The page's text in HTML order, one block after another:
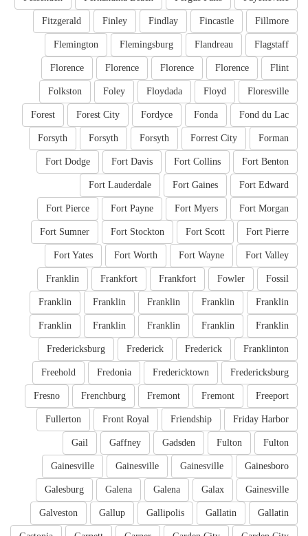
Fillmore
Fincastle
Findlay
Finley
Fitzgerald
Flagstaff
Flandreau
Flemingsburg
Flemington
Flint
Florence
Florence
Florence
Florence
Floresville
Floyd
Floydada
Foley
Folkston
Fond du Lac
Fonda
Fordyce
Forest City
Forest
Forman
Forrest City
Forsyth
Forsyth
Forsyth
Fort Benton
Fort Collins
Fort Davis
Fort Dodge
Fort Edward
Fort Gaines
Fort Lauderdale
Fort Morgan
Fort Myers
Fort Payne
Fort Pierce
Fort Pierre
Fort Scott
Fort Stockton
Fort Sumner
Fort Valley
Fort Wayne
Fort Worth
Fort Yates
Fossil
Fowler
Frankfort
Frankfort
Franklin
Franklin
Franklin
Franklin
Franklin
Franklin
Franklin
Franklin
Franklin
Franklin
Franklin
Franklinton
Frederick
Frederick
Fredericksburg
Fredericksburg
Fredericktown
Fredonia
Freehold
Freeport
Fremont
Fremont
Frenchburg
Fresno
Friday Harbor
Friendship
Front Royal
Fullerton
Fulton
Fulton
Gadsden
Gaffney
Gail
Gainesboro
Gainesville
Gainesville
Gainesville
Gainesville
Galax
Galena
Galena
Galesburg
Gallatin
Gallatin
Gallipolis
Gallup
Galveston